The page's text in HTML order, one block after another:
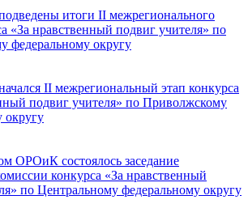
итоги II межрегионального
«За нравственный подвиг учителя» по
федеральному округу
II межрегиональный этап конкурса
подвиг учителя» по Приволжскому
округу
ОРОиК состоялось заседание
конкурса «За нравственный
по Центральному федеральному округу